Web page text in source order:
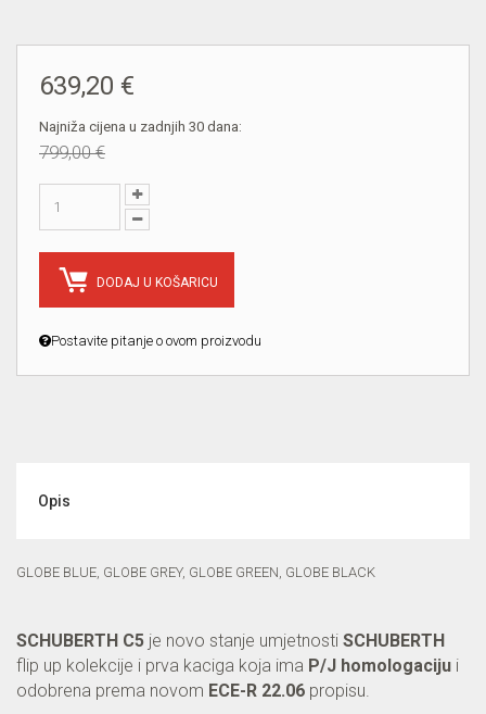
639,20 €
Najniža cijena u zadnjih 30 dana:
799,00 €
DODAJ U KOŠARICU
Postavite pitanje o ovom proizvodu
Opis
GLOBE BLUE, GLOBE GREY, GLOBE GREEN, GLOBE BLACK
SCHUBERTH C5 je novo stanje umjetnosti SCHUBERTH
flip up kolekcije i prva kaciga koja ima P/J homologaciju i
odobrena prema novom ECE-R 22.06 propisu.